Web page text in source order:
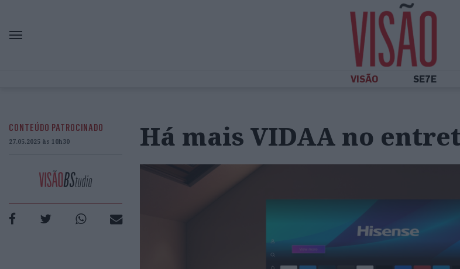
VISÃO SE7E
CONTEÚDO PATROCINADO
27.05.2025 às 10h30 Há mais VIDAA no